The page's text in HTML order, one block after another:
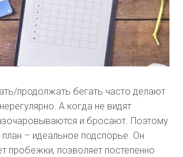
продолжать бегать часто делают
А когда не видят
и бросают. Поэтому
– идеальное подспорье. Он
пробежки, позволяет постепенно